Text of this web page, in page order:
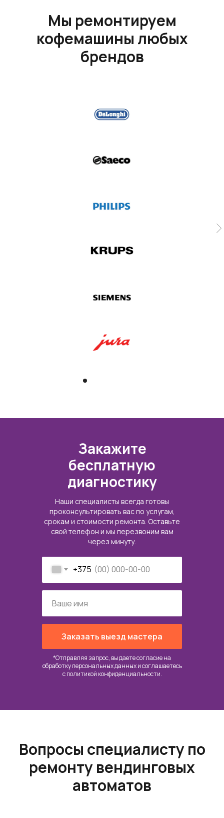
Мы ремонтируем
кофемашины любых
брендов
Наши специалисты всегда готовы
проконсультировать вас по услугам,
срокам и стоимости ремонта. Оставьте
свой телефон и мы перезвоним вам
через минуту.
Закажите
бесплатную
диагностику
*Отправляя запрос, вы даете согласие на
обработку персональных данных и соглашаетесь
cполитикой конфиденциальности.
+375
Заказать выезд мастера
Вопросы специалисту по
ремонту вендинговых
автоматов